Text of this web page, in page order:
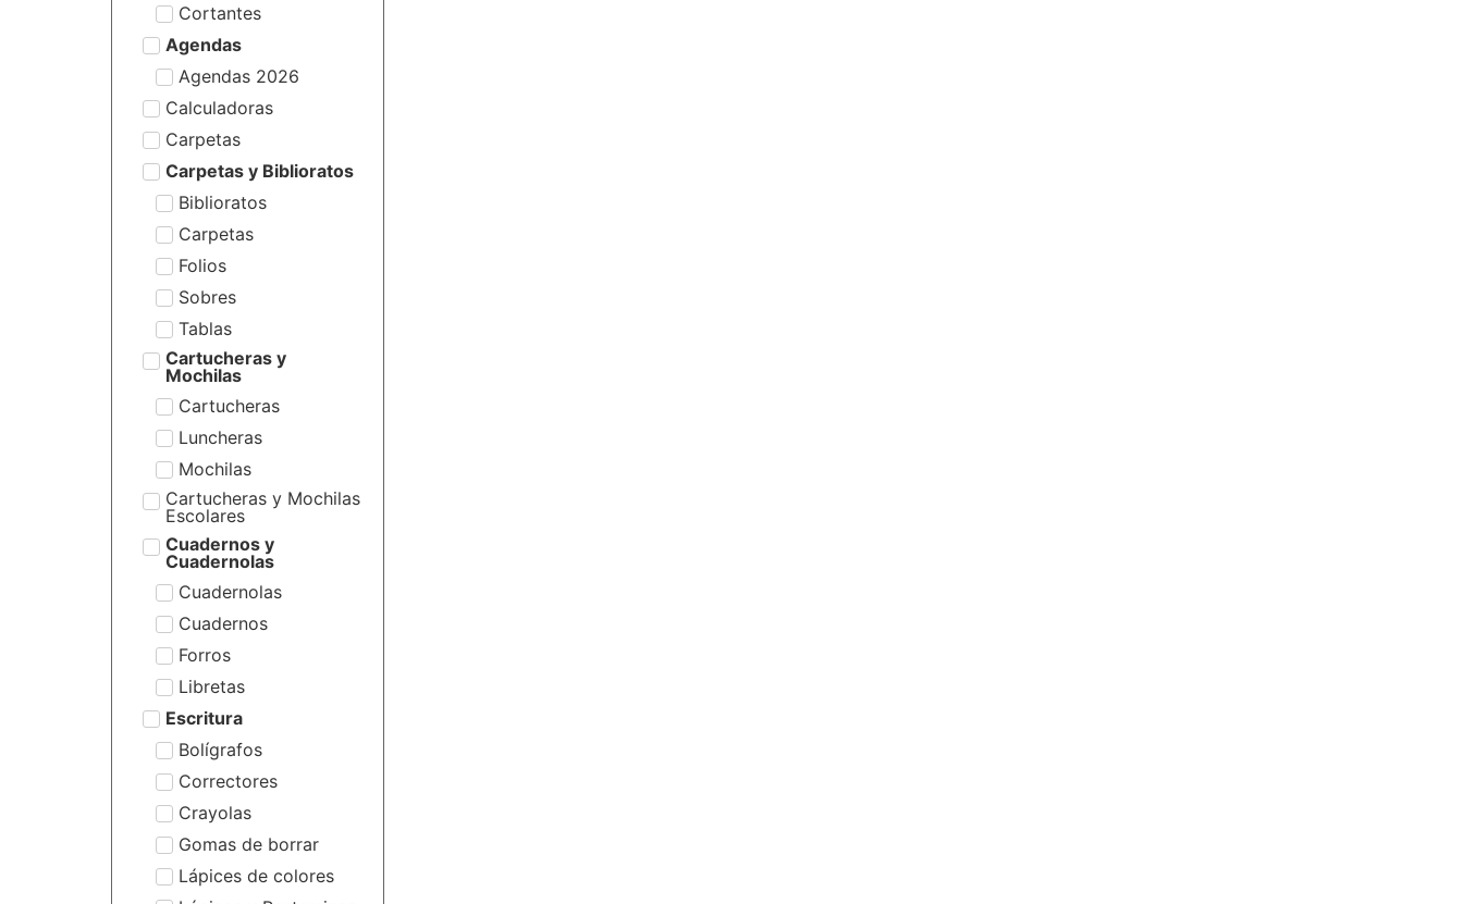
Cortantes
Agendas
Agendas 2026
Calculadoras
Carpetas
Carpetas y Biblioratos
Biblioratos
Carpetas
Folios
Sobres
Tablas
Cartucheras y
Mochilas
Cartucheras
Luncheras
Mochilas
Cartucheras y Mochilas
Escolares
Cuadernos y
Cuadernolas
Cuadernolas
Cuadernos
Forros
Libretas
Escritura
Bolígrafos
Correctores
Crayolas
Gomas de borrar
Lápices de colores